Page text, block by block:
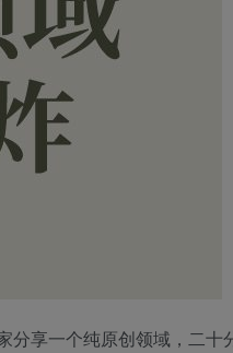
分享一个纯原创领域，二十